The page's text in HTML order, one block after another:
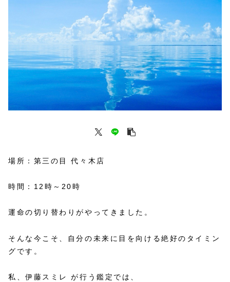
場所：第三の目 代々木店
時間：12時～20時
運命の切り替わりがやってきました。
そんな今こそ、自分の未来に目を向ける絶好のタイミン
グです。
私、伊藤スミレ が行う鑑定では、